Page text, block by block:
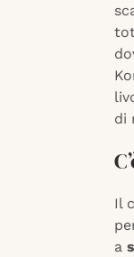
di
Il
a